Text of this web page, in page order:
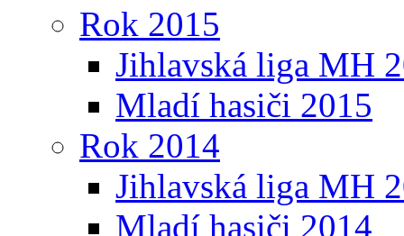
Rok 2015
Jihlavská liga MH
Mladí hasiči 2015
Rok 2014
Jihlavská liga MH
Mladí hasiči 2014